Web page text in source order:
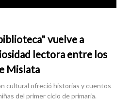
vuelve a
lectora entre los
Mislata
cultural ofreció historias y cuentos
del primer ciclo de primaria.